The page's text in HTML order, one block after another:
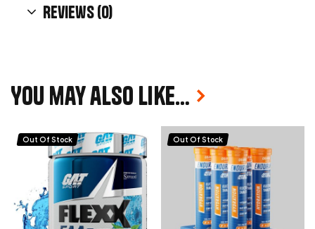
Reviews (0)
You may also like…
Out Of Stock Out Of Stock